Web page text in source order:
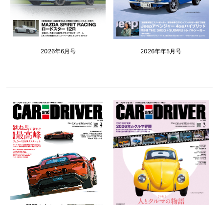
2026年6月号 2026年年5月号